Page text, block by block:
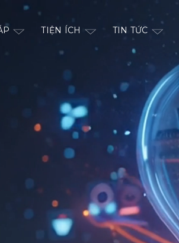
TIỆN ÍCH TIN TỨC